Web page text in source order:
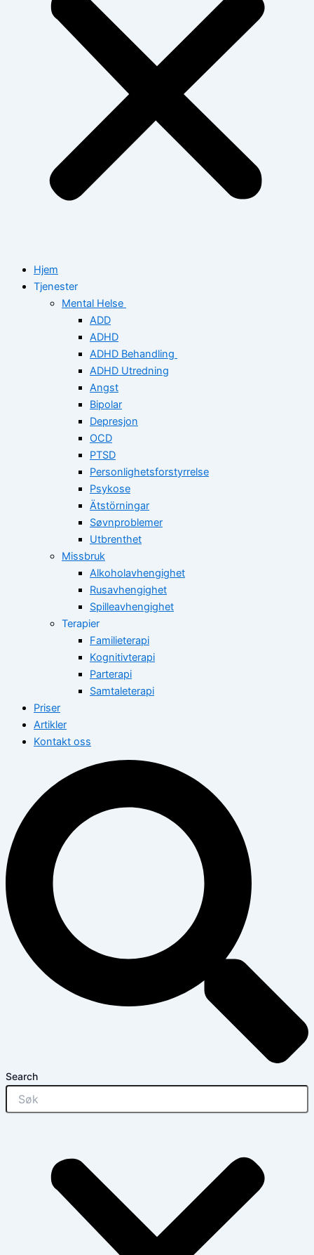
Hjem
Tjenester
Mental Helse
ADD
ADHD
ADHD Behandling
ADHD Utredning
Angst
Bipolar
Depresjon
OCD
PTSD
Personlighetsforstyrrelse
Psykose
Ätstörningar
Søvnproblemer
Utbrenthet
Missbruk
Alkoholavhengighet
Rusavhengighet
Spilleavhengighet
Terapier
Familieterapi
Kognitivterapi
Parterapi
Samtaleterapi
Priser
Artikler
Kontakt oss
Search